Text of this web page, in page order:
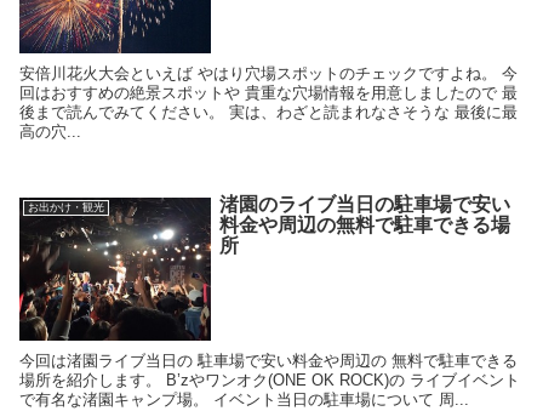
安倍川花火大会といえば やはり穴場スポットのチェックですよね。 今
回はおすすめの絶景スポットや 貴重な穴場情報を用意しましたので 最
後まで読んでみてください。 実は、わざと読まれなさそうな 最後に最
高の穴...
お出かけ・観光
渚園のライブ当日の駐車場で安い
料金や周辺の無料で駐車できる場
所
今回は渚園ライブ当日の 駐車場で安い料金や周辺の 無料で駐車できる
場所を紹介します。 B’zやワンオク(ONE OK ROCK)の ライブイベント
で有名な渚園キャンプ場。 イベント当日の駐車場について 周...